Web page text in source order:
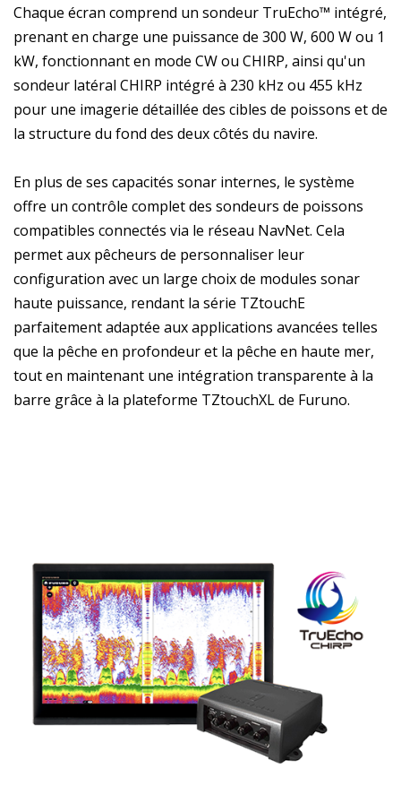
Chaque écran comprend un sondeur TruEcho™ intégré,
prenant en charge une puissance de 300 W, 600 W ou 1
kW, fonctionnant en mode CW ou CHIRP, ainsi qu'un
sondeur latéral CHIRP intégré à 230 kHz ou 455 kHz
pour une imagerie détaillée des cibles de poissons et de
la structure du fond des deux côtés du navire.
En plus de ses capacités sonar internes, le système
offre un contrôle complet des sondeurs de poissons
compatibles connectés via le réseau NavNet. Cela
permet aux pêcheurs de personnaliser leur
configuration avec un large choix de modules sonar
haute puissance, rendant la série TZtouchE
parfaitement adaptée aux applications avancées telles
que la pêche en profondeur et la pêche en haute mer,
tout en maintenant une intégration transparente à la
barre grâce à la plateforme TZtouchXL de Furuno.